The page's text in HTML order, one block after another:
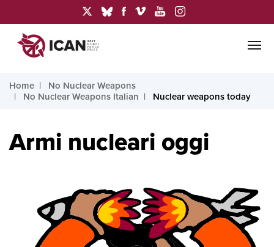
Home
No Nuclear Weapons
No Nuclear Weapons Italian
Nuclear weapons today
Armi nucleari oggi